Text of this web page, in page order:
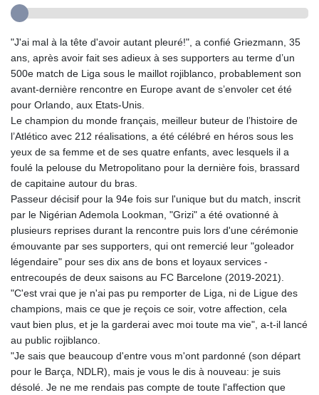
"J'ai mal à la tête d'avoir autant pleuré!", a confié Griezmann, 35
ans, après avoir fait ses adieux à ses supporters au terme d’un
500e match de Liga sous le maillot rojiblanco, probablement son
avant-dernière rencontre en Europe avant de s’envoler cet été
pour Orlando, aux Etats-Unis.
Le champion du monde français, meilleur buteur de l’histoire de
l’Atlético avec 212 réalisations, a été célébré en héros sous les
yeux de sa femme et de ses quatre enfants, avec lesquels il a
foulé la pelouse du Metropolitano pour la dernière fois, brassard
de capitaine autour du bras.
Passeur décisif pour la 94e fois sur l'unique but du match, inscrit
par le Nigérian Ademola Lookman, "Grizi" a été ovationné à
plusieurs reprises durant la rencontre puis lors d'une cérémonie
émouvante par ses supporters, qui ont remercié leur "goleador
légendaire" pour ses dix ans de bons et loyaux services -
entrecoupés de deux saisons au FC Barcelone (2019-2021).
"C'est vrai que je n'ai pas pu remporter de Liga, ni de Ligue des
champions, mais ce que je reçois ce soir, votre affection, cela
vaut bien plus, et je la garderai avec moi toute ma vie", a-t-il lancé
au public rojiblanco.
"Je sais que beaucoup d'entre vous m'ont pardonné (son départ
pour le Barça, NDLR), mais je vous le dis à nouveau: je suis
désolé. Je ne me rendais pas compte de toute l'affection que